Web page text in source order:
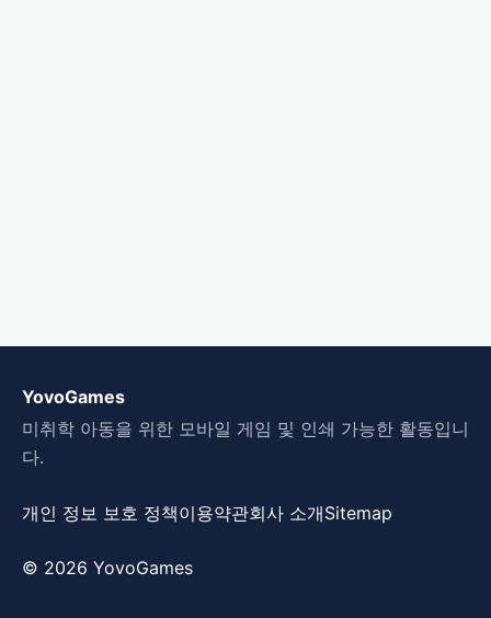
YovoGames
미취학 아동을 위한 모바일 게임 및 인쇄 가능한 활동입니
다.
개인 정보 보호 정책이용약관회사 소개Sitemap
© 2026 YovoGames